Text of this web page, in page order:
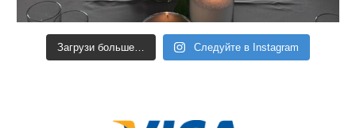
Загрузи больше… Следуйте в Instagram